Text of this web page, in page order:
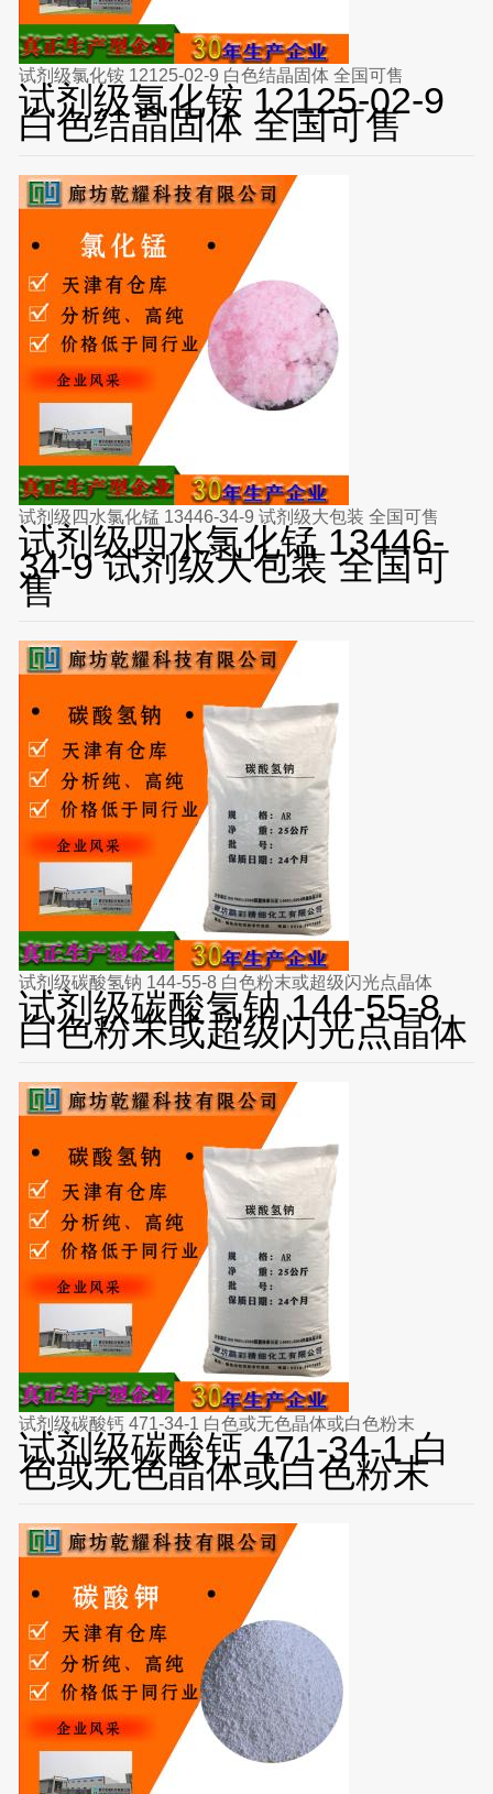
试剂级氯化铵 12125-02-9 白色结晶固体 全国可售
试剂级氯化铵 12125-02-9
白色结晶固体 全国可售
试剂级四水氯化锰 13446-34-9 试剂级大包装 全国可售
试剂级四水氯化锰 13446-
34-9 试剂级大包装 全国可
售
试剂级碳酸氢钠 144-55-8 白色粉末或超级闪光点晶体
试剂级碳酸氢钠 144-55-8
白色粉末或超级闪光点晶体
试剂级碳酸钙 471-34-1 白色或无色晶体或白色粉末
试剂级碳酸钙 471-34-1 白
色或无色晶体或白色粉末